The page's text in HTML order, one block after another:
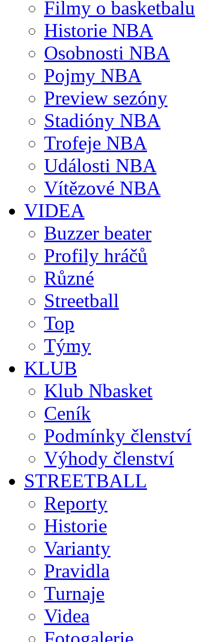
Filmy o basketbalu
Historie NBA
Osobnosti NBA
Pojmy NBA
Preview sezóny
Stadióny NBA
Trofeje NBA
Události NBA
Vítězové NBA
VIDEA
Buzzer beater
Profily hráčů
Různé
Streetball
Top
Týmy
KLUB
Klub Nbasket
Ceník
Podmínky členství
Výhody členství
STREETBALL
Reporty
Historie
Varianty
Pravidla
Turnaje
Videa